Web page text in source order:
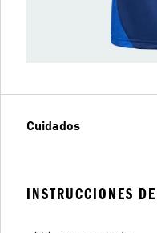
Cuidados
INSTRUCCIONES